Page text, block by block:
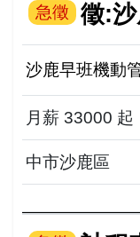
急徵 徵:
沙鹿早班機動
月薪 33000 起
中市沙鹿區